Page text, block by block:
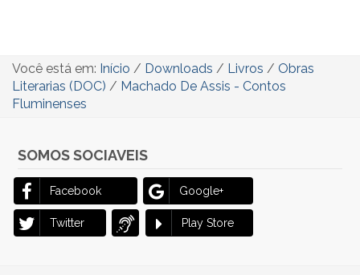
Você está em: Início / Downloads / Livros / Obras
Literarias (DOC) / Machado De Assis - Contos
Fluminenses
SOMOS SOCIAVEIS
Facebook Google+
Twitter Play Store